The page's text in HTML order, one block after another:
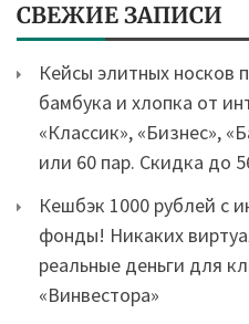
СВЕЖИЕ ЗАПИСИ
Кейсы элитных носков
бамбука и хлопка от
«Классик», «Бизнес»,
или 60 пар. Скидка до
Кешбэк 1000 рублей с
фонды! Никаких
реальные деньги для
«Винвестора»